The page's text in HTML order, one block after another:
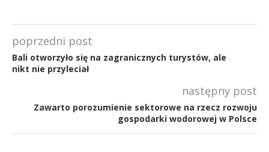
poprzedni post
Bali otworzyło się na zagranicznych turystów, ale
nikt nie przyleciał
następny post
Zawarto porozumienie sektorowe na rzecz rozwoju
gospodarki wodorowej w Polsce